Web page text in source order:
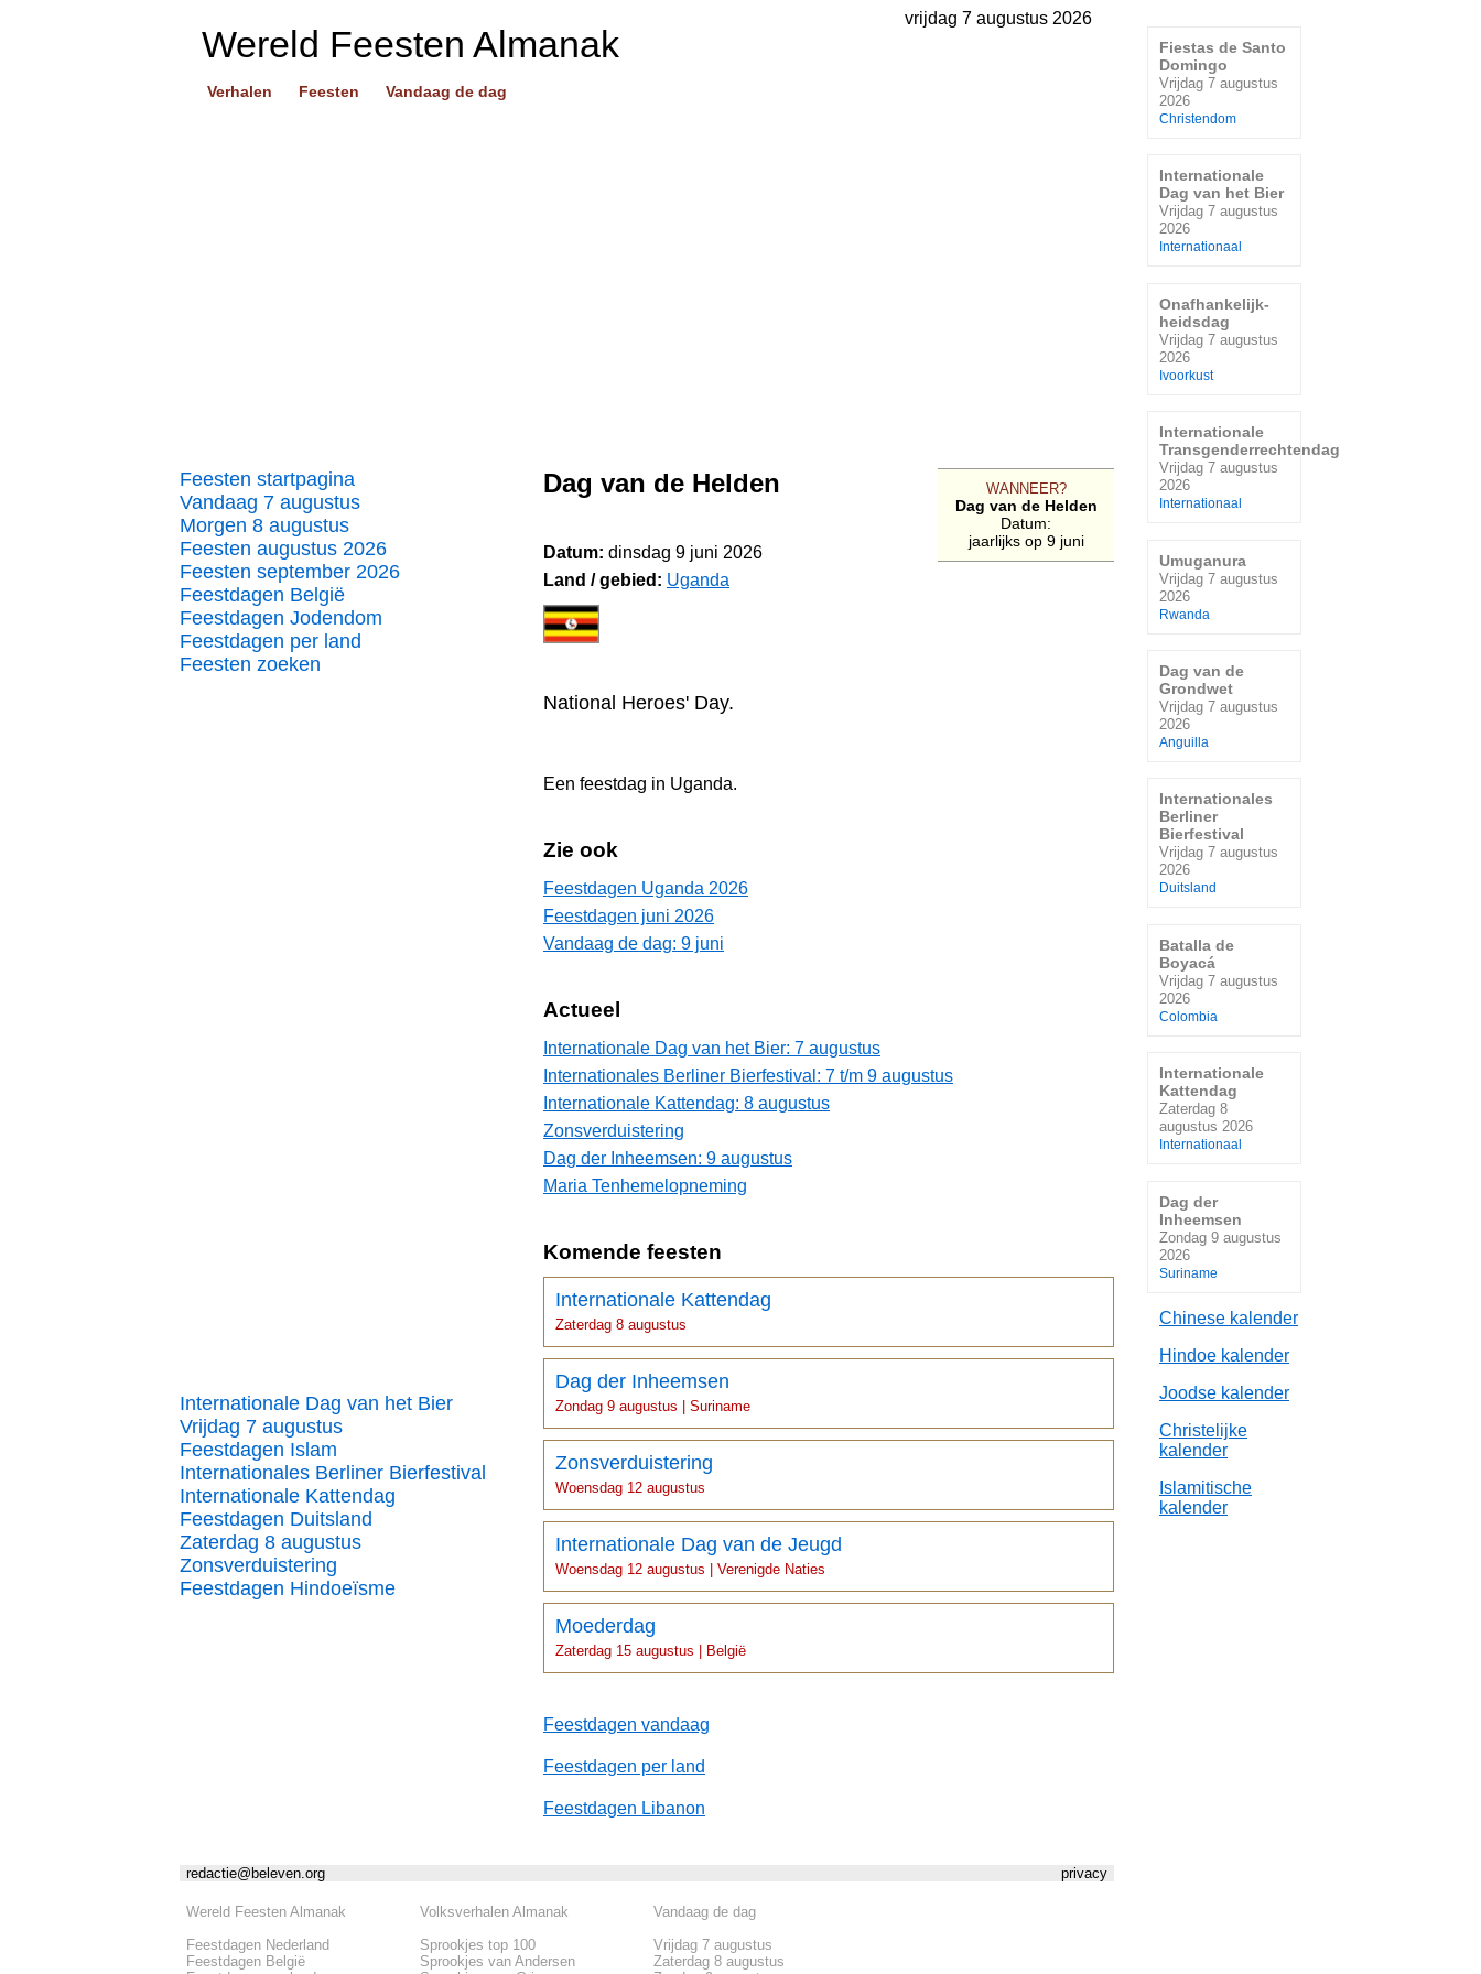
vrijdag 7 augustus 2026
Wereld Feesten Almanak
Verhalen Feesten Vandaag de dag
Feesten startpagina
Vandaag 7 augustus
Morgen 8 augustus
Feesten augustus 2026
Feesten september 2026
Feestdagen België
Feestdagen Jodendom
Feestdagen per land
Feesten zoeken
Internationale Dag van het Bier
Vrijdag 7 augustus
Feestdagen Islam
Internationales Berliner Bierfestival
Internationale Kattendag
Feestdagen Duitsland
Zaterdag 8 augustus
Zonsverduistering
Feestdagen Hindoeïsme
WANNEER?
Dag van de Helden
Datum:
jaarlijks op 9 juni
Dag van de Helden
Datum: dinsdag 9 juni 2026
Land / gebied: Uganda
National Heroes' Day.
Een feestdag in Uganda.
Zie ook
Feestdagen Uganda 2026
Feestdagen juni 2026
Vandaag de dag: 9 juni
Actueel
Internationale Dag van het Bier: 7 augustus
Internationales Berliner Bierfestival: 7 t/m 9 augustus
Internationale Kattendag: 8 augustus
Zonsverduistering
Dag der Inheemsen: 9 augustus
Maria Tenhemelopneming
Komende feesten
Internationale Kattendag
Zaterdag 8 augustus
Dag der Inheemsen
Zondag 9 augustus | Suriname
Zonsverduistering
Woensdag 12 augustus
Internationale Dag van de Jeugd
Woensdag 12 augustus | Verenigde Naties
Moederdag
Zaterdag 15 augustus | België
Feestdagen vandaag
Feestdagen per land
Feestdagen Libanon
privacy
redactie@beleven.org
Wereld Feesten Almanak
Feestdagen Nederland
Feestdagen België
Volksverhalen Almanak
Sprookjes top 100
Sprookjes van Andersen
Vandaag de dag
Vrijdag 7 augustus
Zaterdag 8 augustus
Fiestas de Santo
Domingo
Vrijdag 7 augustus
2026
Christendom
Internationale
Dag van het Bier
Vrijdag 7 augustus
2026
Internationaal
Onafhankelijk-
heidsdag
Vrijdag 7 augustus
2026
Ivoorkust
Internationale
Transgenderrechtendag
Vrijdag 7 augustus
2026
Internationaal
Umuganura
Vrijdag 7 augustus
2026
Rwanda
Dag van de
Grondwet
Vrijdag 7 augustus
2026
Anguilla
Internationales
Berliner
Bierfestival
Vrijdag 7 augustus
2026
Duitsland
Batalla de
Boyacá
Vrijdag 7 augustus
2026
Colombia
Internationale
Kattendag
Zaterdag 8
augustus 2026
Internationaal
Dag der
Inheemsen
Zondag 9 augustus
2026
Suriname
Chinese kalender
Hindoe kalender
Joodse kalender
Christelijke
kalender
Islamitische
kalender